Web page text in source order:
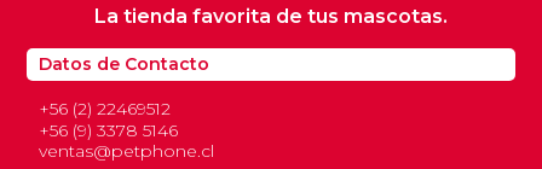
Datos de Contacto
+56 (2) 22469512
+56 (9) 3378 5146
ventas@petphone.cl
La tienda favorita de tus mascotas.